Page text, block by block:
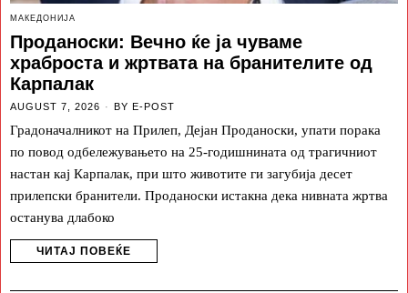
МАКЕДОНИЈА
Проданоски: Вечно ќе ја чуваме
храброста и жртвата на бранителите од
Карпалак
AUGUST 7, 2026 BY E-POST
Градоначалникот на Прилеп, Дејан Проданоски, упати порака
по повод одбележувањето на 25-годишнината од трагичниот
настан кај Карпалак, при што животите ги загубија десет
прилепски бранители. Проданоски истакна дека нивната жртва
останува длабоко
ЧИТАЈ ПОВЕЌЕ